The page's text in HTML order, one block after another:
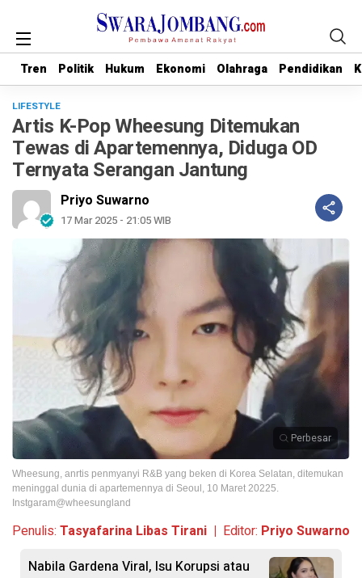
Tren Politik Hukum Ekonomi Olahraga Pendidikan
Tren Politik Hukum Ekonomi Olahraga Pendidikan
LIFESTYLE
Artis K-Pop Wheesung Ditemukan
Tewas di Apartemennya, Diduga OD
Ternyata Serangan Jantung
Priyo Suwarno
17 Mar 2025 - 21:05 WIB
Perbesar
Wheesung, anrtis penmyanyi R&B yang beken di Korea Selatan, ditemukan
meninggal dunia di apartemennya di Seoul, 10 Maret 20225.
Instgaram@wheesungland
Penulis: Tasyafarina Libas Tirani | Editor: Priyo Suwarno
Nabila Gardena Viral, Isu Korupsi atau